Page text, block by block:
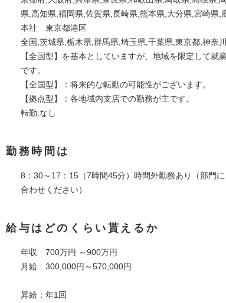
県,高知県,福岡県,佐賀県,長崎県,熊本県,大分県,宮崎県,
本社 東京都港区
全国,茨城県,栃木県,群馬県,埼玉県,千葉県,東京都,神奈
【全国型】を基本としていますが、地域を限定して就
です。
【全国型】：将来的な転勤の可能性がございます。
【拠点型】：各地域内支店での勤務が主です。
転勤:なし
勤務時間は
8：30～17：15（7時間45分）時間外勤務あり（部門
合わせください）
給与はどのくらい貰えるか
年収 700万円 ～900万円
月給 300,000円～570,000円
昇給：年1回